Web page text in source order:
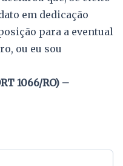
em dedicação
para a eventual
ou eu sou
1066/RO) –